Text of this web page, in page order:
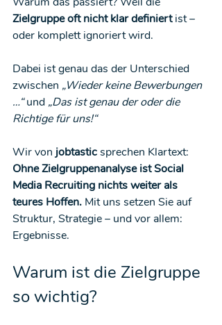
Zielgruppe oft nicht klar definiert ist –
oder komplett ignoriert wird.
Dabei ist genau das der Unterschied
zwischen „Wieder keine Bewerbungen
…“ und „Das ist genau der oder die
Richtige für uns!“
Wir von jobtastic sprechen Klartext:
Ohne Zielgruppenanalyse ist Social
Media Recruiting nichts weiter als
teures Hoffen. Mit uns setzen Sie auf
Struktur, Strategie – und vor allem:
Ergebnisse.
Warum ist die Zielgruppe
so wichtig?